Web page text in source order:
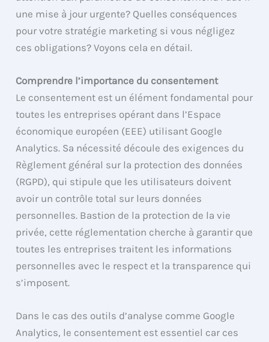
une mise à jour urgente? Quelles conséquences
pour votre stratégie marketing si vous négligez
ces obligations? Voyons cela en détail.
Comprendre l’importance du consentement
Le consentement est un élément fondamental pour
toutes les entreprises opérant dans l’Espace
économique européen (EEE) utilisant Google
Analytics. Sa nécessité découle des exigences du
Règlement général sur la protection des données
(RGPD), qui stipule que les utilisateurs doivent
avoir un contrôle total sur leurs données
personnelles. Bastion de la protection de la vie
privée, cette réglementation cherche à garantir que
toutes les entreprises traitent les informations
personnelles avec le respect et la transparence qui
s’imposent.
Dans le cas des outils d’analyse comme Google
Analytics, le consentement est essentiel car ces